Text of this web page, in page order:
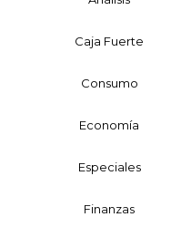
Caja Fuerte
Consumo
Economía
Especiales
Finanzas